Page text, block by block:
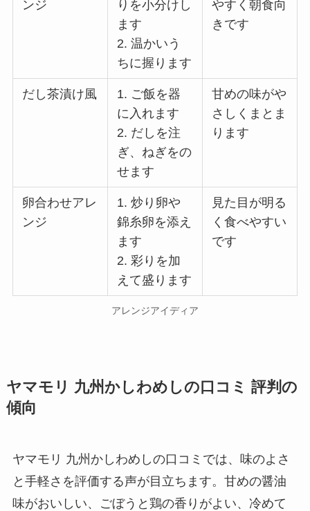
ンジ
りを小分けし
ます
2. 温かいう
ちに握ります
やすく朝食向
きです
だし茶漬け風
1. ご飯を器
に入れます
2. だしを注
ぎ、ねぎをの
せます
甘めの味がや
さしくまとま
ります
卵合わせアレ
ンジ
1. 炒り卵や
錦糸卵を添え
ます
2. 彩りを加
えて盛ります
見た目が明る
く食べやすい
です
アレンジアイディア
ヤマモリ 九州かしわめしの口コミ 評判の
傾向
ヤマモリ 九州かしわめしの口コミでは、味のよさ
と手軽さを評価する声が目立ちます。甘めの醤油
味がおいしい、ごぼうと鶏の香りがよい、冷めて